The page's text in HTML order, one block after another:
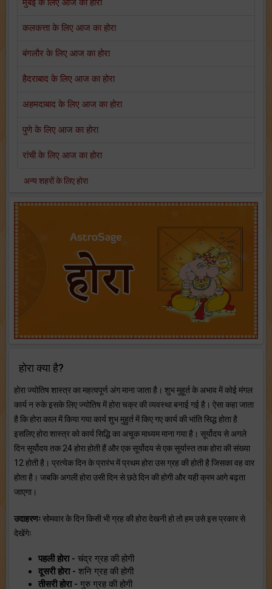
मुंबई के लिए आज का होरा
कलकत्ता के लिए आज का होरा
बंगलौर के लिए आज का होरा
हैदराबाद के लिए आज का होरा
अहमदाबाद के लिए आज का होरा
पुणे के लिए आज का होरा
रांची के लिए आज का होरा
अन्य शहरों के लिए होरा
होरा क्या है?
होरा ज्योतिष शास्त्र का महत्वपूर्ण अंग माना जाता है। शुभ मुहूर्त के अभाव में कोई मंगल
कार्य न रुके इसके लिए ज्योतिष में होरा चक्र की व्यवस्था बनाई गई है। ऐसा कहा जाता
है कि होरा काल में किया गया कार्य शुभ मुहुर्त में किए गए कार्य की भांति सिद्ध होता है
इसलिए होरा शास्त्र को कार्य सिद्धि का अचूक माध्यम माना गया है। सूर्योदय से अगले
दिन सूर्योदय तक 24 होरा होती हैं और एक सूर्योदय से एक सूर्यास्त तक होरा की संख्या
12 होती है। प्रत्येक दिन के प्रारंभ में प्रथम होरा उस ग्रह की होती है जिसका वह वार
होता है। जबकि अगली होरा उसी दिन से छठे दिन की होगी और यही क्रम आगे बढ़ता
जाएगा।
उदाहरणःसोमवार के दिन किसी भी ग्रह की होरा देखनी हो तो हम उसे इस प्रकार से
देखेंगेः
पहली होरा - चंद्र ग्रह की होगी
दूसरी होरा - शनि ग्रह की होगी
तीसरी होरा - गुरु ग्रह की होगी